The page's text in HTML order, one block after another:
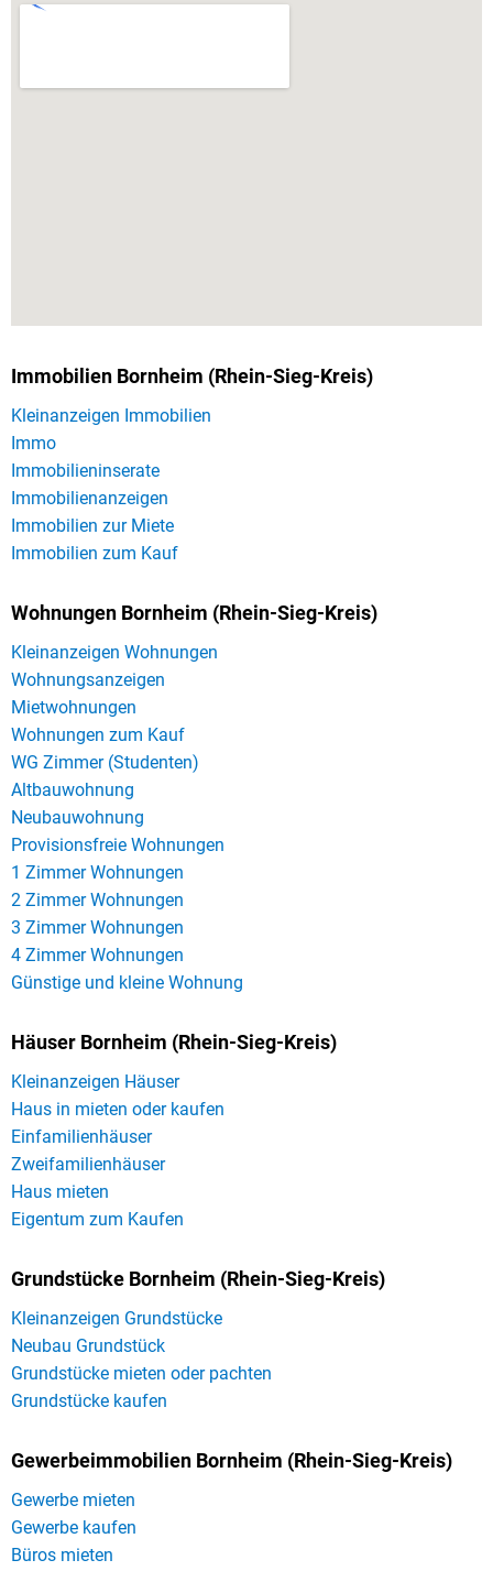
Immobilien Bornheim (Rhein-Sieg-Kreis)
Kleinanzeigen Immobilien
Immo
Immobilieninserate
Immobilienanzeigen
Immobilien zur Miete
Immobilien zum Kauf
Wohnungen Bornheim (Rhein-Sieg-Kreis)
Kleinanzeigen Wohnungen
Wohnungsanzeigen
Mietwohnungen
Wohnungen zum Kauf
WG Zimmer (Studenten)
Altbauwohnung
Neubauwohnung
Provisionsfreie Wohnungen
1 Zimmer Wohnungen
2 Zimmer Wohnungen
3 Zimmer Wohnungen
4 Zimmer Wohnungen
Günstige und kleine Wohnung
Häuser Bornheim (Rhein-Sieg-Kreis)
Kleinanzeigen Häuser
Haus in mieten oder kaufen
Einfamilienhäuser
Zweifamilienhäuser
Haus mieten
Eigentum zum Kaufen
Grundstücke Bornheim (Rhein-Sieg-Kreis)
Kleinanzeigen Grundstücke
Neubau Grundstück
Grundstücke mieten oder pachten
Grundstücke kaufen
Gewerbeimmobilien Bornheim (Rhein-Sieg-Kreis)
Gewerbe mieten
Gewerbe kaufen
Büros mieten